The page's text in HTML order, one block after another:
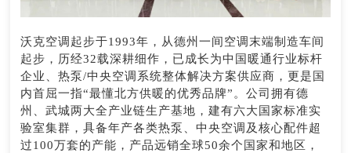
沃克空调起步于1993年，从德州一间空调末端制造车间
起步，历经32载深耕细作，已成长为中国暖通行业标杆
企业、热泵/中央空调系统整体解决方案供应商，更是国
内首屈一指“最懂北方供暖的优秀品牌”。公司拥有德
州、武城两大全产业链生产基地，建有六大国家标准实
验室集群，具备年产各类热泵、中央空调及核心配件超
过100万套的产能，产品远销全球50余个国家和地区，